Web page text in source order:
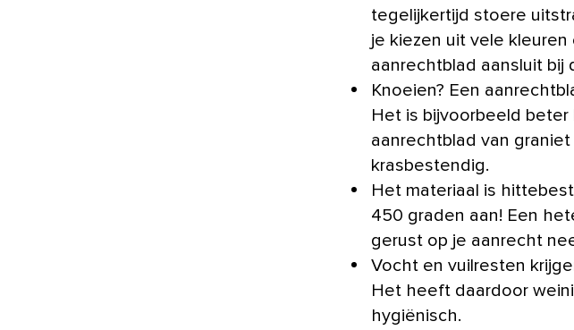
tegelijkertijd stoere
je kiezen uit vele
aanrechtblad aansluit bij
Knoeien? Een
Het is bijvoorbeeld
aanrechtblad van
krasbestendig.
Het materiaal is
450 graden aan! Een
gerust op je aanrecht
Vocht en vuilresten
Het heeft daardoor
hygiënisch.